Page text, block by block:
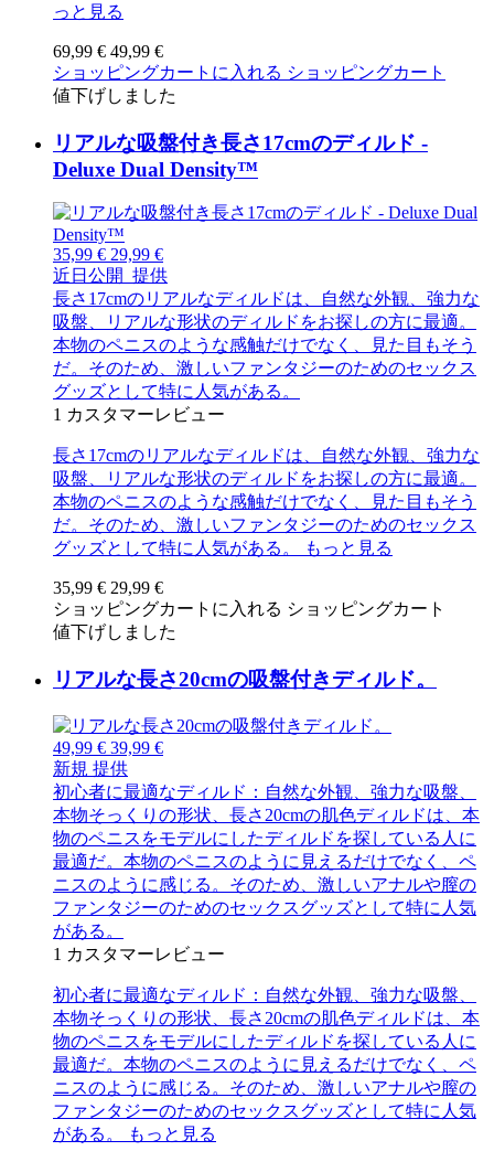
っと見る
69,99 € 49,99 €
ショッピングカートに入れる ショッピングカート
値下げしました
リアルな吸盤付き長さ17cmのディルド -
Deluxe Dual Density™
35,99 € 29,99 €
近日公開 提供
長さ17cmのリアルなディルドは、自然な外観、強力な
吸盤、リアルな形状のディルドをお探しの方に最適。
本物のペニスのような感触だけでなく、見た目もそう
だ。そのため、激しいファンタジーのためのセックス
グッズとして特に人気がある。
1 カスタマーレビュー
長さ17cmのリアルなディルドは、自然な外観、強力な
吸盤、リアルな形状のディルドをお探しの方に最適。
本物のペニスのような感触だけでなく、見た目もそう
だ。そのため、激しいファンタジーのためのセックス
グッズとして特に人気がある。
もっと見る
35,99 € 29,99 €
ショッピングカートに入れる ショッピングカート
値下げしました
リアルな長さ20cmの吸盤付きディルド。
49,99 € 39,99 €
新規 提供
初心者に最適なディルド：自然な外観、強力な吸盤、
本物そっくりの形状、長さ20cmの肌色ディルドは、本
物のペニスをモデルにしたディルドを探している人に
最適だ。本物のペニスのように見えるだけでなく、ペ
ニスのように感じる。そのため、激しいアナルや膣の
ファンタジーのためのセックスグッズとして特に人気
がある。
1 カスタマーレビュー
初心者に最適なディルド：自然な外観、強力な吸盤、
本物そっくりの形状、長さ20cmの肌色ディルドは、本
物のペニスをモデルにしたディルドを探している人に
最適だ。本物のペニスのように見えるだけでなく、ペ
ニスのように感じる。そのため、激しいアナルや膣の
ファンタジーのためのセックスグッズとして特に人気
がある。
もっと見る